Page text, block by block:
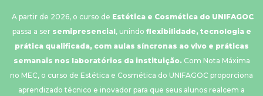
A partir de 2026, o curso de Estética e Cosmética do UNIFAGOC
passa a ser semipresencial, unindo flexibilidade, tecnologia e
prática qualificada, com aulas síncronas ao vivo e práticas
semanais nos laboratórios da instituição. Com Nota Máxima
no MEC, o curso de Estética e Cosmética do UNIFAGOC proporciona
aprendizado técnico e inovador para que seus alunos realcem a